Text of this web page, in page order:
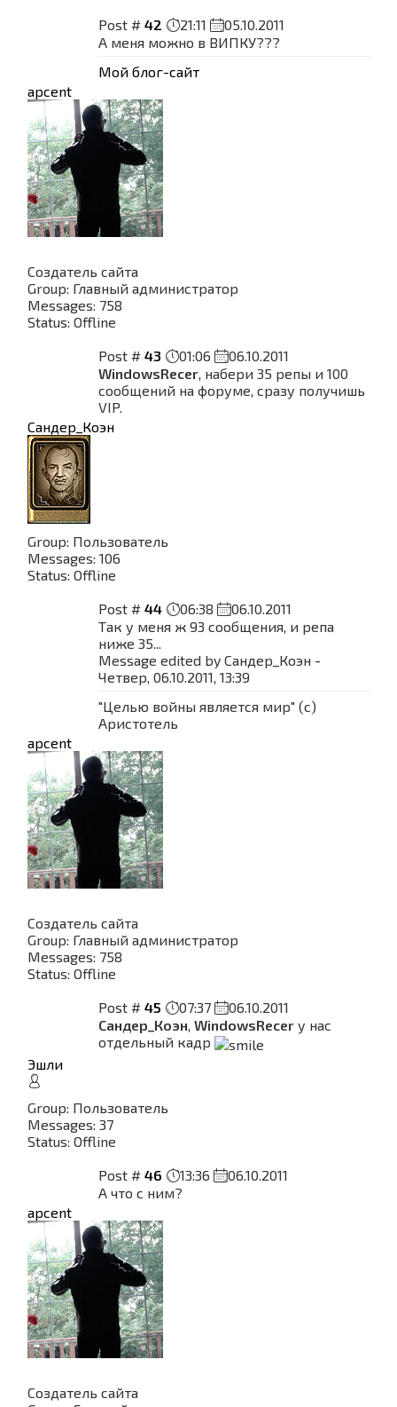
Post # 42 21:11
05.10.2011
А меня можно в ВИПКУ???
Мой блог-сайт
apcent
Создатель сайта
Group: Главный администратор
Messages: 758
Status: Offline
Post # 43 01:06
06.10.2011
WindowsRecer, набери 35 репы и 100
сообщений на форуме, сразу получишь
VIP.
Сандер_Коэн
Group: Пользователь
Messages: 106
Status: Offline
Post # 44 06:38
06.10.2011
Так у меня ж 93 сообщения, и репа
ниже 35...
Message edited by Сандер_Коэн -
Четвер, 06.10.2011, 13:39
"Целью войны является мир" (с)
Аристотель
apcent
Создатель сайта
Group: Главный администратор
Messages: 758
Status: Offline
Post # 45 07:37
06.10.2011
Сандер_Коэн, WindowsRecer у нас
отдельный кадр
Эшли
Group: Пользователь
Messages: 37
Status: Offline
Post # 46 13:36
06.10.2011
А что с ним?
apcent
Создатель сайта